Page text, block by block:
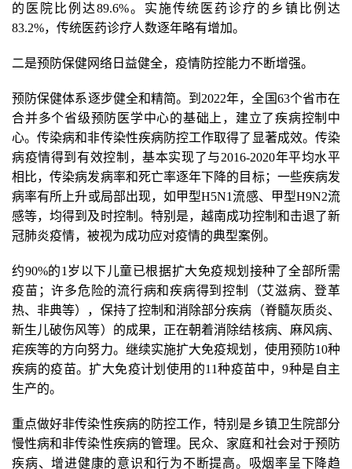
的医院比例达89.6%。实施传统医药诊疗的乡镇比例达
83.2%，传统医药诊疗人数逐年略有增加。
二是预防保健网络日益健全，疫情防控能力不断增强。
预防保健体系逐步健全和精简。到2022年，全国63个省市在
合并多个省级预防医学中心的基础上，建立了疾病控制中
心。传染病和非传染性疾病防控工作取得了显著成效。传染
病疫情得到有效控制，基本实现了与2016-2020年平均水平
相比，传染病发病率和死亡率逐年下降的目标；一些疾病发
病率有所上升或局部出现，如甲型H5N1流感、甲型H9N2流
感等，均得到及时控制。特别是，越南成功控制和击退了新
冠肺炎疫情，被视为成功应对疫情的典型案例。
约90%的1岁以下儿童已根据扩大免疫规划接种了全部所需
疫苗；许多危险的流行病和疾病得到控制（艾滋病、登革
热、非典等），保持了控制和消除部分疾病（脊髓灰质炎、
新生儿破伤风等）的成果，正在朝着消除结核病、麻风病、
疟疾等的方向努力。继续实施扩大免疫规划，使用预防10种
疾病的疫苗。扩大免疫计划使用的11种疫苗中，9种是自主
生产的。
重点做好非传染性疾病的防控工作，特别是乡镇卫生院部分
慢性病和非传染性疾病的管理。民众、家庭和社会对于预防
疾病、增进健康的意识和行为不断提高。吸烟率呈下降趋